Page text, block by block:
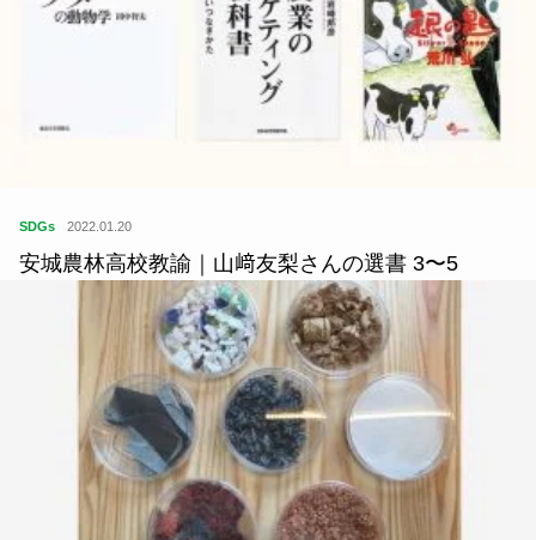
SDGs 2022.01.20
安城農林高校教諭｜山﨑友梨さんの選書 3〜5